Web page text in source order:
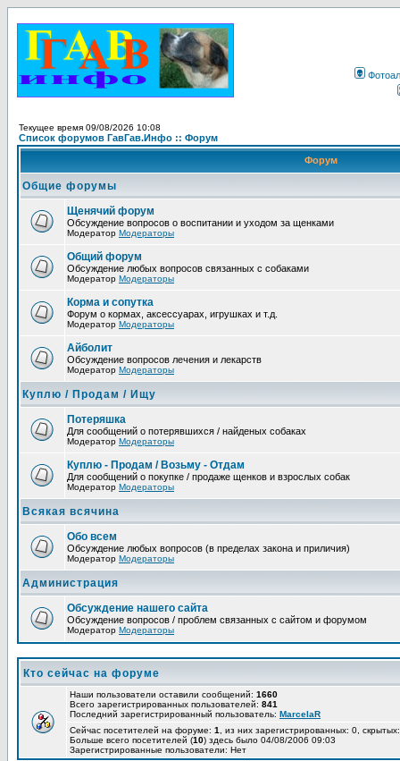
Текущее время 09/08/2026 10:08
Список форумов ГавГав.Инфо :: Форум
Форум
Общие форумы
Щенячий форум
Обсуждение вопросов о воспитании и уходом за щенками
Модератор Модераторы
Общий форум
Обсуждение любых вопросов связанных с собаками
Модератор Модераторы
Корма и сопутка
Форум о кормах, аксессуарах, игрушках и т.д.
Модератор Модераторы
Айболит
Обсуждение вопросов лечения и лекарств
Модератор Модераторы
Куплю / Продам / Ищу
Потеряшка
Для сообщений о потерявшихся / найденых собаках
Модератор Модераторы
Куплю - Продам / Возьму - Отдам
Для сообщений о покупке / продаже щенков и взрослых собак
Модератор Модераторы
Всякая всячина
Обо всем
Обсуждение любых вопросов (в пределах закона и приличия)
Модератор Модераторы
Администрация
Обсуждение нашего сайта
Обсуждение вопросов / проблем связанных с сайтом и форумом
Модератор Модераторы
Кто сейчас на форуме
Наши пользователи оставили сообщений: 1660
Всего зарегистрированных пользователей: 841
Последний зарегистрированный пользователь: MarcelaR
Сейчас посетителей на форуме: 1
, из них зарегистрированных: 0,
Больше всего посетителей (10) здесь было 04/08/2006 09:03
Зарегистрированные пользователи: Нет